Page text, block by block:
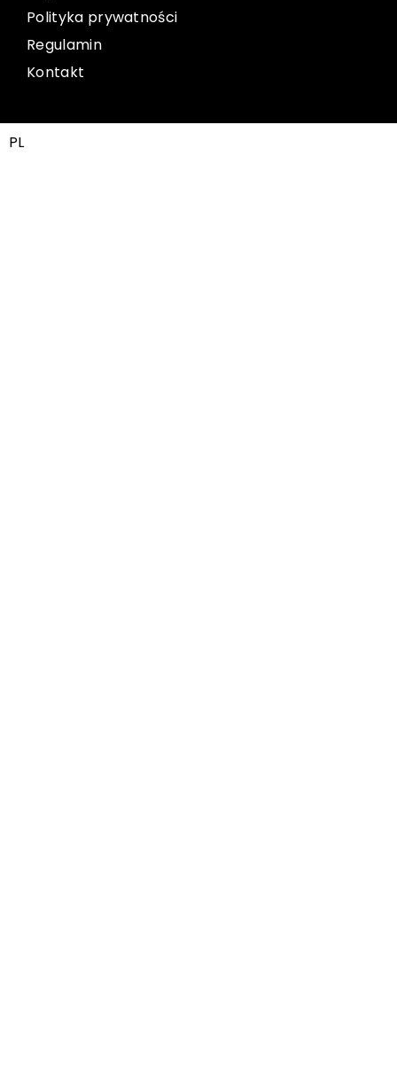
Polityka prywatności
Regulamin
Kontakt
PL